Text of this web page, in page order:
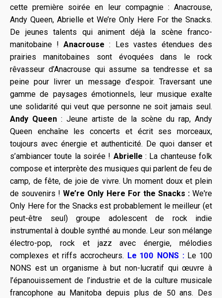
cette première soirée en leur compagnie : Anacrouse,
Andy Queen, Abrielle et We’re Only Here For the Snacks.
De jeunes talents qui animent déjà la scène franco-
manitobaine !Anacrouse: Les vastes étendues des
prairies manitobaines sont évoquées dans le rock
rêvasseur d’Anacrouse qui assume sa tendresse et sa
peine pour livrer un message d’espoir. Traversant une
gamme de paysages émotionnels, leur musique exalte
une solidarité qui veut que personne ne soit jamais seul.
Andy Queen : Jeune artiste de la scène du rap, Andy
Queen enchaîne les concerts et écrit ses morceaux,
toujours avec énergie et authenticité. De quoi danser et
s’ambiancer toute la soirée ! Abrielle: La chanteuse folk
compose et interprète des musiques qui parlent de feu de
camp, de fête, de joie de vivre. Un moment doux et plein
de souvenirs !We’re Only Here For the Snacks :We're
Only Here for the Snacks est probablement le meilleur (et
peut-être seul) groupe adolescent de rock indie
instrumental à double synthé au monde. Leur son mélange
électro-pop, rock et jazz avec énergie, mélodies
complexes et riffs accrocheurs. Le 100 NONS : Le 100
NONS est un organisme à but non-lucratif qui œuvre à
l’épanouissement de l’industrie et de la culture musicale
francophone au Manitoba depuis plus de 50 ans. Des